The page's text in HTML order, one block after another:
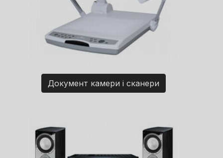
Документ камери і сканери